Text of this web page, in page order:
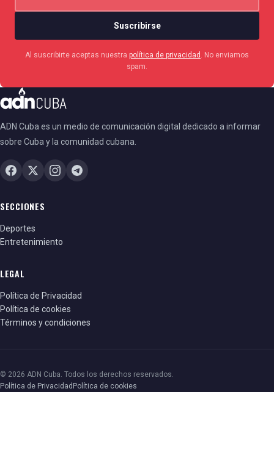
Suscribirse
Al suscribirte aceptas nuestra política de privacidad
. No enviamos
spam.
ADN Cuba es un medio de comunicación digital dedicado a informar
sobre Cuba y la comunidad cubana.
SECCIONES
Deportes
Entretenimiento
LEGAL
Política de Privacidad
Política de cookies
Términos y condiciones
© 2026 ADN Cuba. Todos los derechos reservados.
Política de Privacidad Política de cookies